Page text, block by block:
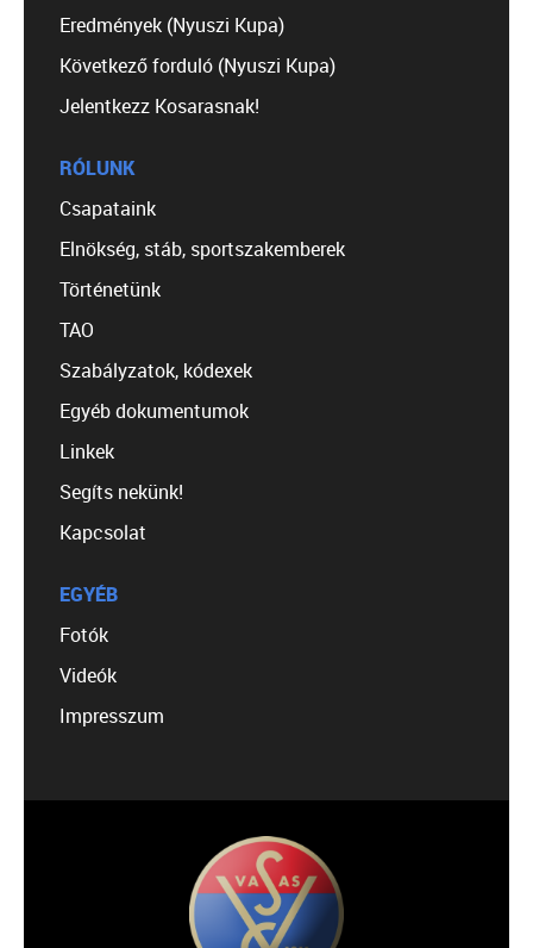
Eredmények (Nyuszi Kupa)
Következő forduló (Nyuszi Kupa)
Jelentkezz Kosarasnak!
RÓLUNK
Csapataink
Elnökség, stáb, sportszakemberek
Történetünk
TAO
Szabályzatok, kódexek
Egyéb dokumentumok
Linkek
Segíts nekünk!
Kapcsolat
EGYÉB
Fotók
Videók
Impresszum